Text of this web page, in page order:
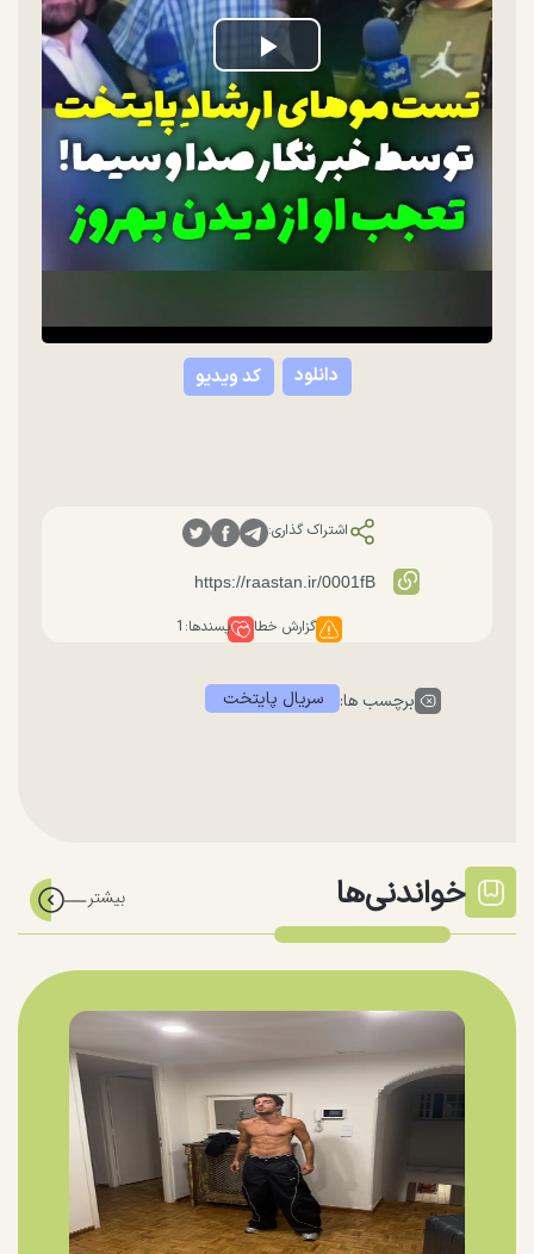
Play
Video
کد ویدیو دانلود
اشتراک گذاری:
گزارش خطا پسندها: 1
برچسب ها: سریال پایتخت
خواندنی‌ها